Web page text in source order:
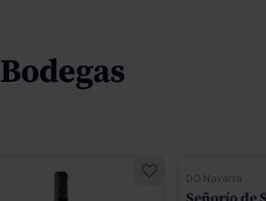
Bodegas
DO Navarra